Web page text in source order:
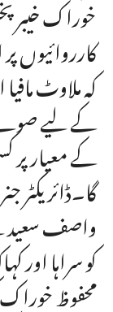
خوراک
کارروائیوں
کہ ملاوٹ
کے لیے
کے معیار پر
گا۔ڈائریکٹر
واصف سعید
کو سراہا اور
محفوظ خوراک